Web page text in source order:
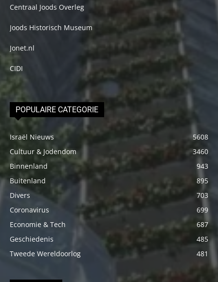
Centraal Joods Overleg
Joods Historisch Museum
Jonet.nl
CIDI
POPULAIRE CATEGORIE
Israël Nieuws
5608
Cultuur & Jodendom
3460
Binnenland
943
Buitenland
895
Divers
703
Coronavirus
699
Economie & Tech
687
Geschiedenis
485
Tweede Wereldoorlog
481